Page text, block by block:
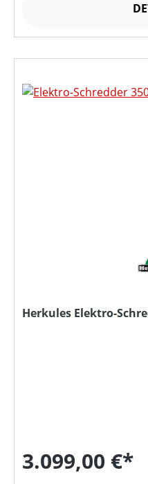
Herkules Elektro-
3.099,00 €*